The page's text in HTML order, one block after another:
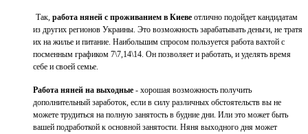
Так, работа няней с проживанием в Киеве отлично подойдет кандидатам
из других регионов Украины. Это возможность зарабатывать деньги, не тратя
их на жилье и питание. Наибольшим спросом пользуется работа вахтой с
посменным графиком 7\7,14\14. Он позволяет и работать, и уделять время
себе и своей семье.
Работа няней на выходные - хорошая возможность получить
дополнительный заработок, если в силу различных обстоятельств вы не
можете трудиться на полную занятость в будние дни. Или это может быть
вашей подработкой к основной занятости. Няня выходного дня может